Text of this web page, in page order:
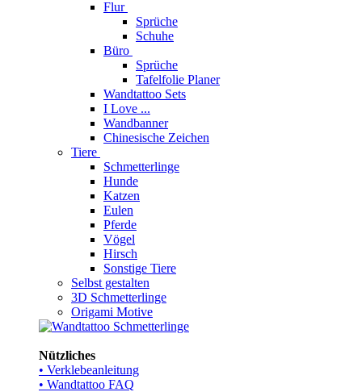
Flur
Sprüche
Schuhe
Büro
Sprüche
Tafelfolie Planer
Wandtattoo Sets
I Love ...
Wandbanner
Chinesische Zeichen
Tiere
Schmetterlinge
Hunde
Katzen
Eulen
Pferde
Vögel
Hirsch
Sonstige Tiere
Selbst gestalten
3D Schmetterlinge
Origami Motive
Nützliches
• Verklebeanleitung
• Wandtattoo FAQ